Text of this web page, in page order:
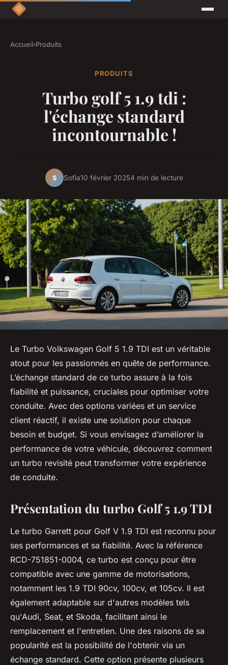
Accueil›Produits
PRODUITS
Turbo golf 5 1.9 tdi :
l'échange standard
incontournable !
S Sofia10 février 20254 min de lecture
Le Turbo Volkswagen Golf 5 1.9 TDI est un véritable
atout pour les passionnés en quête de performance.
L’échange standard de ce turbo assure à la fois
fiabilité et puissance, cruciales pour optimiser votre
conduite. Avec des options variées et un service
client réactif, il existe une solution pour chaque
besoin et budget. Si vous envisagez d’améliorer la
performance de votre véhicule, découvrez comment
un turbo revisité peut transformer votre expérience
de conduite.
Présentation du turbo Golf 5 1.9 TDI
Le turbo Garrett pour Golf V 1.9 TDI est reconnu pour
ses performances et sa fiabilité. Avec la référence
RCD-751851-0004, ce turbo est conçu pour être
compatible avec une gamme de motorisations,
notamment les 1.9 TDI 90cv, 100cv, et 105cv. Il est
également adaptable sur d'autres modèles tels
qu'Audi, Seat, et Skoda, facilitant ainsi le
remplacement et l'entretien. Une des raisons de sa
popularité est la possibilité de l'obtenir via un
échange standard. Cette option présente plusieurs